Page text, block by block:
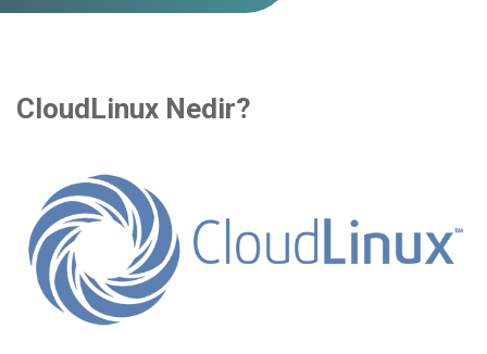
CloudLinux Nedir?